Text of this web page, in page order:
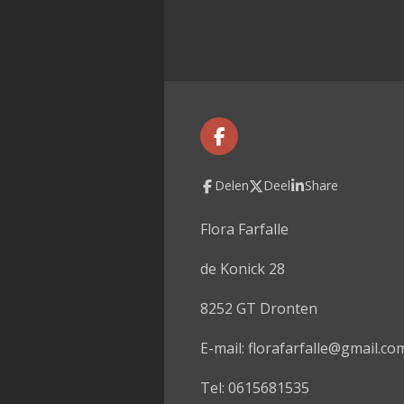
F
a
c
e
o
k
Delen Deel Share
Flora Farfalle
de Konick 28
8252 GT Dronten
E-mail:
Tel: 0615681535